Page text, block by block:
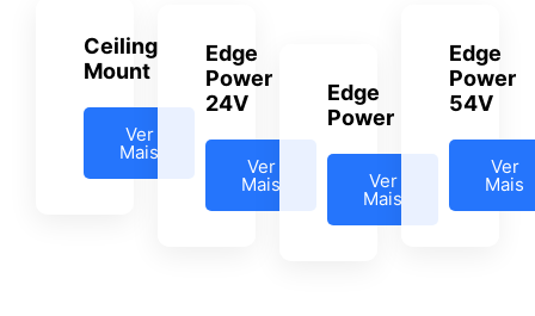
Ceiling
Mount
Ver
Mais
Edge
Power
24V
Ver
Mais
Edge
Power
Ver
Mais
Edge
Power
54V
Ver
Mais